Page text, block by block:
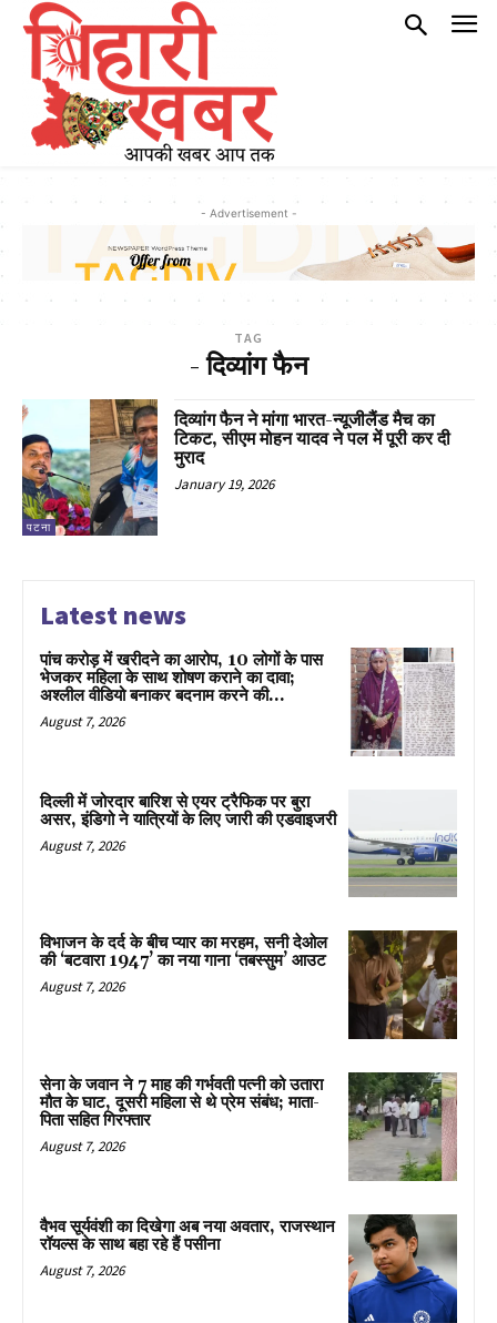
- Advertisement -
TAG
- दिव्यांग फैन
पटना
दिव्यांग फैन ने मांगा भारत-न्यूजीलैंड मैच का
टिकट, सीएम मोहन यादव ने पल में पूरी कर दी
मुराद
January 19, 2026
Latest news
पांच करोड़ में खरीदने का आरोप, 10 लोगों के पास
भेजकर महिला के साथ शोषण कराने का दावा;
अश्लील वीडियो बनाकर बदनाम करने की...
August 7, 2026
दिल्ली में जोरदार बारिश से एयर ट्रैफिक पर बुरा
असर, इंडिगो ने यात्रियों के लिए जारी की एडवाइजरी
August 7, 2026
विभाजन के दर्द के बीच प्यार का मरहम, सनी देओल
की ‘बटवारा 1947’ का नया गाना ‘तबस्सुम’ आउट
August 7, 2026
सेना के जवान ने 7 माह की गर्भवती पत्नी को उतारा
मौत के घाट, दूसरी महिला से थे प्रेम संबंध; माता-
पिता सहित गिरफ्तार
August 7, 2026
वैभव सूर्यवंशी का दिखेगा अब नया अवतार, राजस्थान
रॉयल्स के साथ बहा रहे हैं पसीना
August 7, 2026